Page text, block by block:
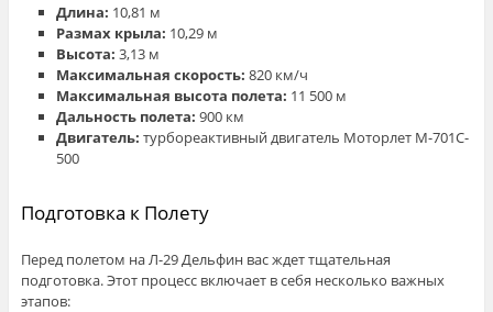
Длина: 10,81 м
Размах крыла: 10,29 м
Высота: 3,13 м
Максимальная скорость: 820 км/ч
Максимальная высота полета: 11 500 м
Дальность полета: 900 км
Двигатель: турбореактивный двигатель Моторлет M-701C-
500
Подготовка к Полету
Перед полетом на Л-29 Дельфин вас ждет тщательная
подготовка. Этот процесс включает в себя несколько важных
этапов: